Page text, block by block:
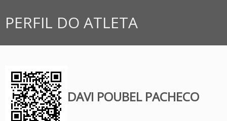
PERFIL DO ATLETA
DAVI POUBEL PACHECO